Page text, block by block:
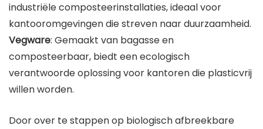
industriële composteerinstallaties, ideaal voor
kantooromgevingen die streven naar duurzaamheid.
Vegware: Gemaakt van bagasse en
composteerbaar, biedt een ecologisch
verantwoorde oplossing voor kantoren die plasticvrij
willen worden.
Door over te stappen op biologisch afbreekbare